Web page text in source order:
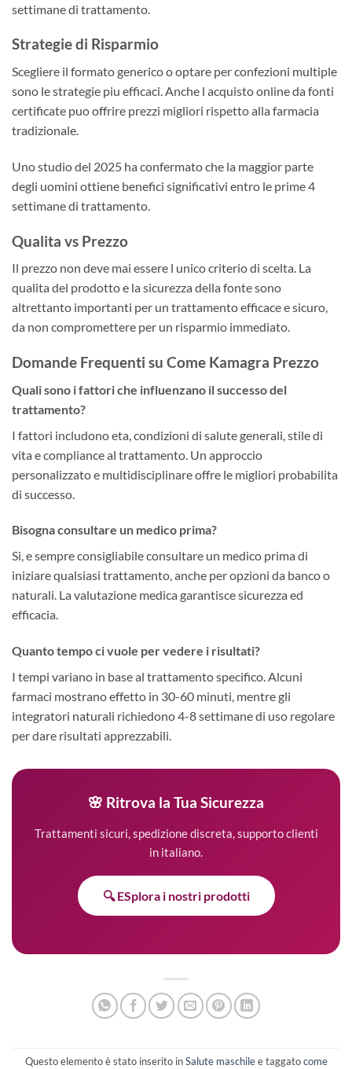
settimane di trattamento.
Strategie di Risparmio
Scegliere il formato generico o optare per confezioni multiple
sono le strategie piu efficaci. Anche l acquisto online da fonti
certificate puo offrire prezzi migliori rispetto alla farmacia
tradizionale.
Uno studio del 2025 ha confermato che la maggior parte
degli uomini ottiene benefici significativi entro le prime 4
settimane di trattamento.
Qualita vs Prezzo
Il prezzo non deve mai essere l unico criterio di scelta. La
qualita del prodotto e la sicurezza della fonte sono
altrettanto importanti per un trattamento efficace e sicuro,
da non compromettere per un risparmio immediato.
Domande Frequenti su Come Kamagra Prezzo
Quali sono i fattori che influenzano il successo del
trattamento?
I fattori includono eta, condizioni di salute generali, stile di
vita e compliance al trattamento. Un approccio
personalizzato e multidisciplinare offre le migliori probabilita
di successo.
Bisogna consultare un medico prima?
Si, e sempre consigliabile consultare un medico prima di
iniziare qualsiasi trattamento, anche per opzioni da banco o
naturali. La valutazione medica garantisce sicurezza ed
efficacia.
Quanto tempo ci vuole per vedere i risultati?
I tempi variano in base al trattamento specifico. Alcuni
farmaci mostrano effetto in 30-60 minuti, mentre gli
integratori naturali richiedono 4-8 settimane di uso regolare
per dare risultati apprezzabili.
🌸 Ritrova la Tua Sicurezza
Trattamenti sicuri, spedizione discreta, supporto clienti
in italiano.
🔍 ESplora i nostri prodotti
Questo elemento è stato inserito inSalute maschilee taggatocome